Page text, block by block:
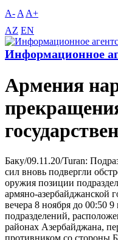
A- A A+
AZ EN
Информационное
Армения
Баку/09.11.20/Turan:
сил вновь подвергли
оружия позиции
армяно-азербайджанской
вечера 8 ноября до 00:50
подразделений,
районах Азербайджана,
противником со стороны